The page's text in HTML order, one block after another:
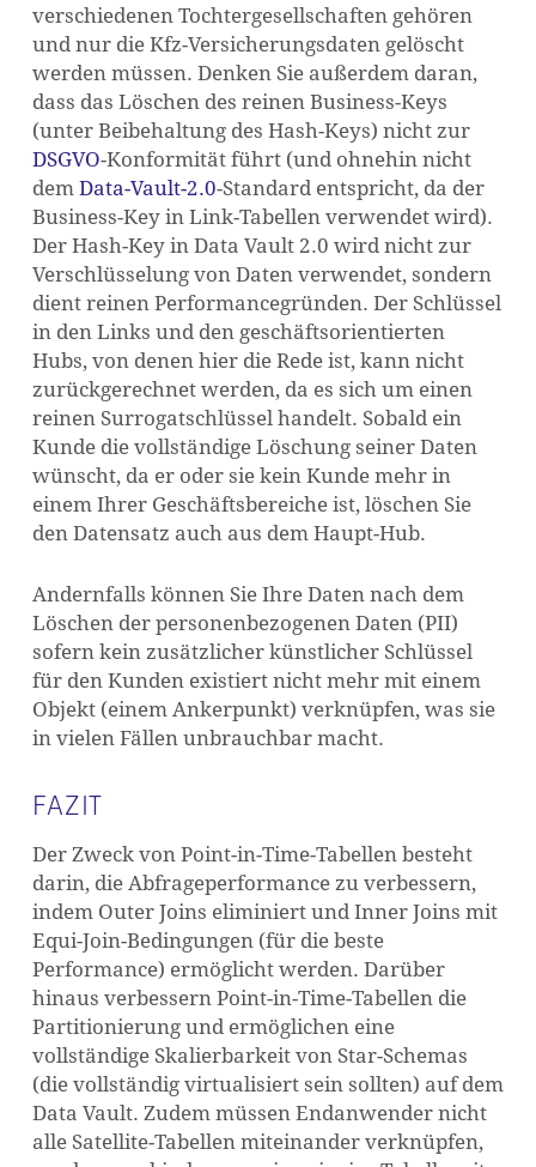
verschiedenen Tochtergesellschaften gehören
und nur die Kfz-Versicherungsdaten gelöscht
werden müssen. Denken Sie außerdem daran,
dass das Löschen des reinen Business-Keys
(unter Beibehaltung des Hash-Keys) nicht zur
DSGVO-Konformität führt (und ohnehin nicht
dem Data-Vault-2.0-Standard entspricht, da der
Business-Key in Link-Tabellen verwendet wird).
Der Hash-Key in Data Vault 2.0 wird nicht zur
Verschlüsselung von Daten verwendet, sondern
dient reinen Performancegründen. Der Schlüssel
in den Links und den geschäftsorientierten
Hubs, von denen hier die Rede ist, kann nicht
zurückgerechnet werden, da es sich um einen
reinen Surrogatschlüssel handelt. Sobald ein
Kunde die vollständige Löschung seiner Daten
wünscht, da er oder sie kein Kunde mehr in
einem Ihrer Geschäftsbereiche ist, löschen Sie
den Datensatz auch aus dem Haupt-Hub.
Andernfalls können Sie Ihre Daten nach dem
Löschen der personenbezogenen Daten (PII)
sofern kein zusätzlicher künstlicher Schlüssel
für den Kunden existiert nicht mehr mit einem
Objekt (einem Ankerpunkt) verknüpfen, was sie
in vielen Fällen unbrauchbar macht.
FAZIT
Der Zweck von Point-in-Time-Tabellen besteht
darin, die Abfrageperformance zu verbessern,
indem Outer Joins eliminiert und Inner Joins mit
Equi-Join-Bedingungen (für die beste
Performance) ermöglicht werden. Darüber
hinaus verbessern Point-in-Time-Tabellen die
Partitionierung und ermöglichen eine
vollständige Skalierbarkeit von Star-Schemas
(die vollständig virtualisiert sein sollten) auf dem
Data Vault. Zudem müssen Endanwender nicht
alle Satellite-Tabellen miteinander verknüpfen,